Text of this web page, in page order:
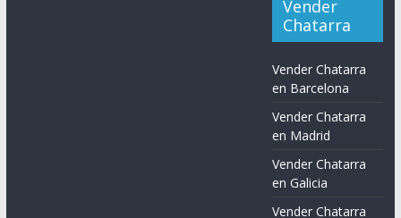
Vender
Chatarra
Vender Chatarra
en Barcelona
Vender Chatarra
en Madrid
Vender Chatarra
en Galicia
Vender Chatarra